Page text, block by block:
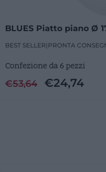
BLUES Piatto piano Ø
BEST SELLER| PRONTA
Confezione da 6 pezzi
€53,64 €24,74